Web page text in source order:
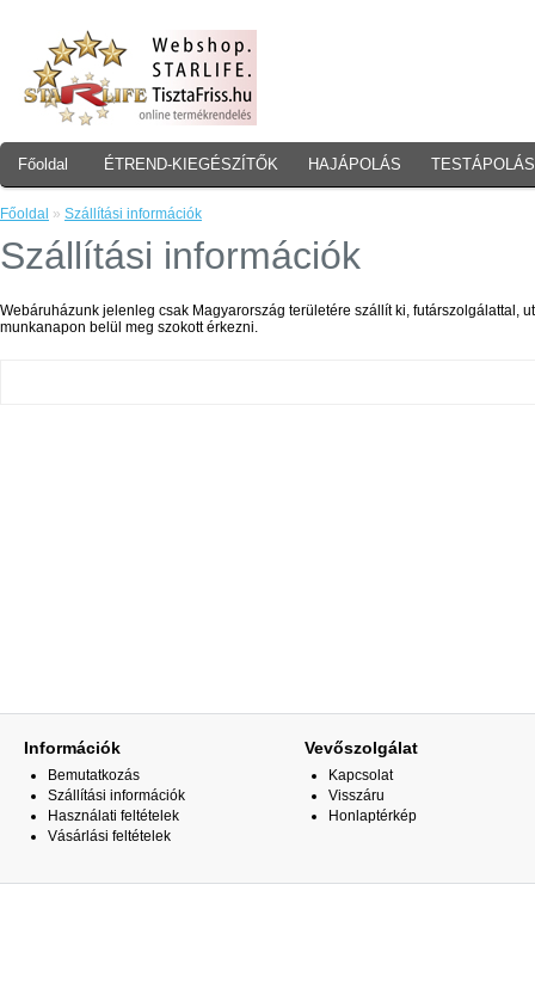
Főoldal ÉTREND-KIEGÉSZÍTŐK HAJÁPOLÁS TESTÁPOLÁS
Főoldal » Szállítási információk
Szállítási információk
Webáruházunk jelenleg csak Magyarország területére szállít ki, futárszolgálattal,
munkanapon belül meg szokott érkezni.
Információk
Bemutatkozás
Szállítási információk
Használati feltételek
Vásárlási feltételek
Vevőszolgálat
Kapcsolat
Visszáru
Honlaptérkép